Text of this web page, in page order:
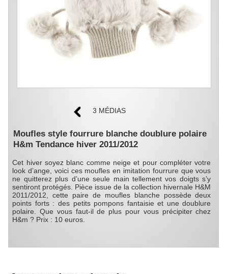
3 MÉDIAS
Moufles style fourrure blanche doublure polaire
H&m Tendance hiver 2011/2012
Cet hiver soyez blanc comme neige et pour compléter votre
look d’ange, voici ces moufles en imitation fourrure que vous
ne quitterez plus d’une seule main tellement vos doigts s’y
sentiront protégés. Pièce issue de la collection hivernale H&M
2011/2012, cette paire de moufles blanche possède deux
points forts : des petits pompons fantaisie et une doublure
polaire. Que vous faut-il de plus pour vous précipiter chez
H&m ? Prix : 10 euros.